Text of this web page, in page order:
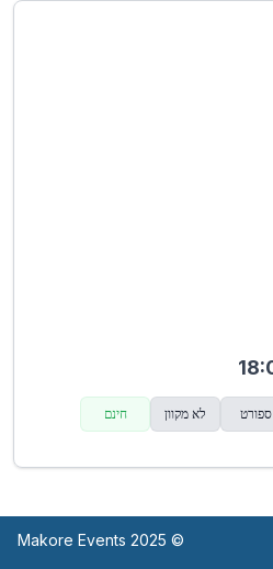
ספורט לא מקוון חינם
© Makore Events 2025